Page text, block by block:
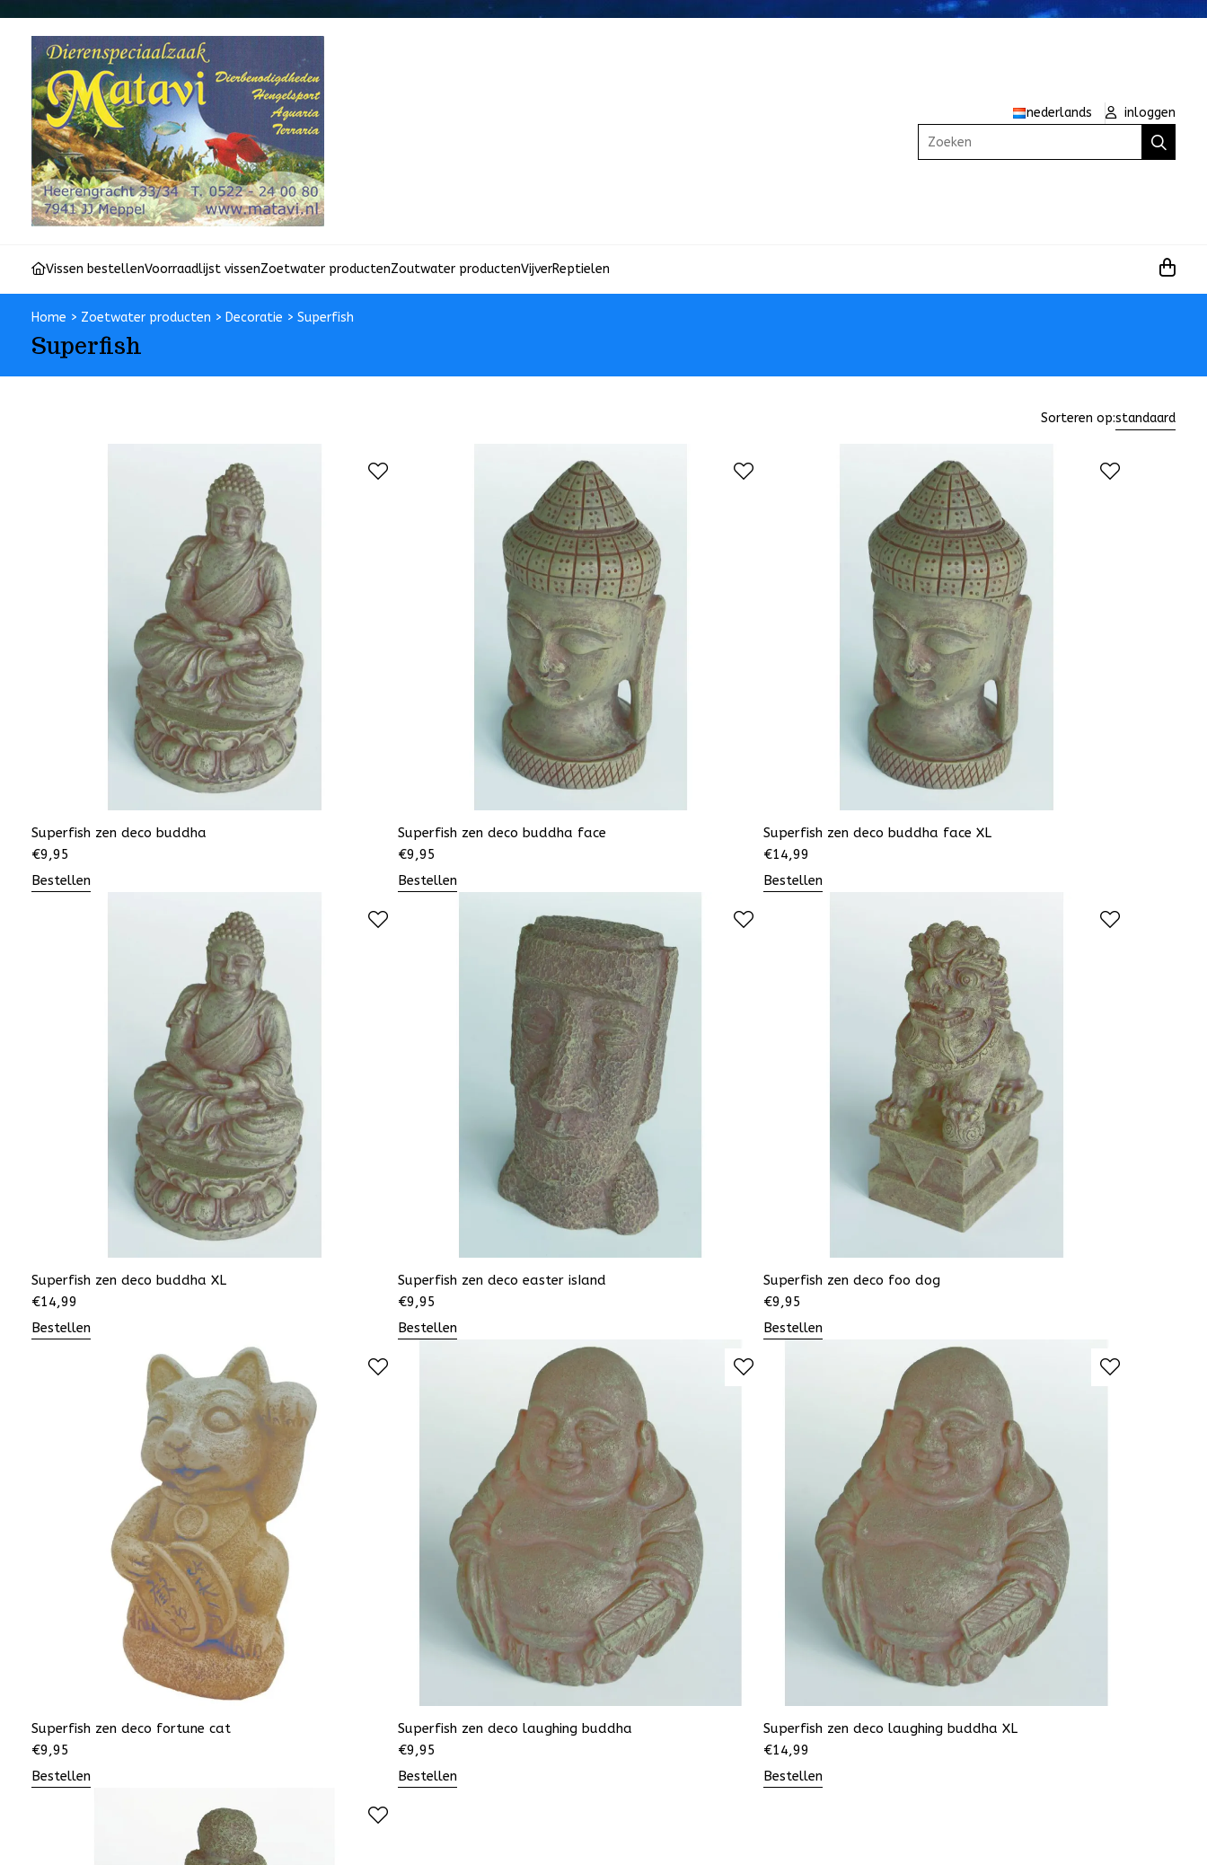
nederlands
inloggen
Zoeken
Vissen bestellenVoorraadlijst vissenZoetwater productenZoutwater productenVijverReptielen
Home > Zoetwater producten > Decoratie > Superfish
Superfish
Sorteren op:standaard
Superfish zen deco buddha
€9,95
Bestellen
Superfish zen deco buddha face
€9,95
Bestellen
Superfish zen deco buddha face XL
€14,99
Bestellen
Superfish zen deco buddha XL
€14,99
Bestellen
Superfish zen deco easter isIand
€9,95
Bestellen
Superfish zen deco foo dog
€9,95
Bestellen
Superfish zen deco fortune cat
€9,95
Bestellen
Superfish zen deco laughing buddha
€9,95
Bestellen
Superfish zen deco laughing buddha XL
€14,99
Bestellen